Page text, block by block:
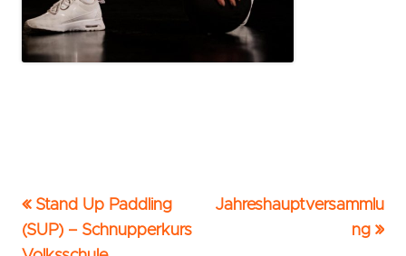
Beitrags-
Navigation
Vorheriger
Beitrag:
Stand Up Paddling
(SUP) – Schnupperkurs
Nächster
Jahreshauptversammlu
ng